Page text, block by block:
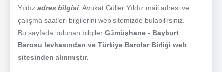
Yıldız adres bilgisi , Avukat Güller Yıldız mail adresi ve
çalışma saatleri bilgilerini web sitemizde bulabilirsiniz.
Bu sayfada bulunan bilgiler Gümüşhane - Bayburt
Barosu levhasından ve Türkiye Barolar Birliği web
sitesinden alınmıştır.